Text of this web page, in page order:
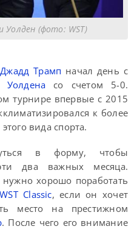
(фото: WST)
Джадд Трамп начал день с
Уолдена со счетом 5-0.
турнире впервые с 2015
к более
вида спорта.
в форму, чтобы
два важных месяца.
хорошо поработать
Classic, если он хочет
место на престижном
. После чего его внимание